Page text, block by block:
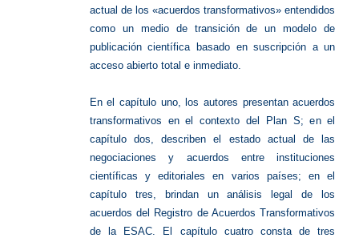
actual de los «acuerdos transformativos» entendidos
como un medio de transición de un modelo de
publicación científica basado en suscripción a un
acceso abierto total e inmediato.
En el capítulo uno, los autores presentan acuerdos
transformativos en el contexto del Plan S; en el
capítulo dos, describen el estado actual de las
negociaciones y acuerdos entre instituciones
científicas y editoriales en varios países; en el
capítulo tres, brindan un análisis legal de los
acuerdos del Registro de Acuerdos Transformativos
de la ESAC. El capítulo cuatro consta de tres